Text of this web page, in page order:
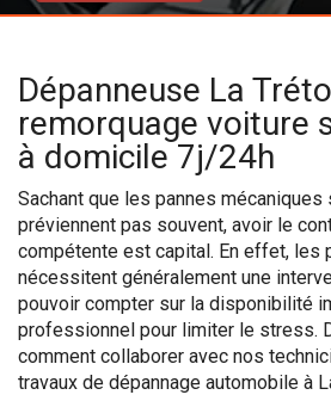
Dépanneuse La
remorquage voiture
à domicile 7j/24h
Sachant que les pannes mécaniques
préviennent pas souvent, avoir le
compétente est capital. En effet, les
nécessitent généralement une
pouvoir compter sur la disponibilité
professionnel pour limiter le stress.
comment collaborer avec nos
travaux de dépannage automobile à